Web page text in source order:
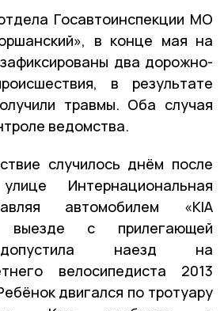
Госавтоинспекции МО
в конце мая на
два дорожно-
в результате
травмы. Оба случая
ведомства.
случилось днём после
Интернациональная
автомобилем «KIA
выезде с прилегающей
допустила наезд на
велосипедиста 2013
двигался по тротуару